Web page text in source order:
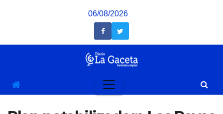
06/08/2026